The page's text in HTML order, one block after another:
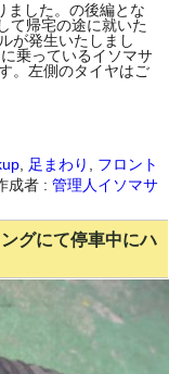
ました。の後編とな
て帰宅の途に就いた
が発生いたしまし
乗っているイソマサ
。左側のタイヤはご
足まわり
フロント
成者 : 管理人イソマサ
グにて停車中にハ